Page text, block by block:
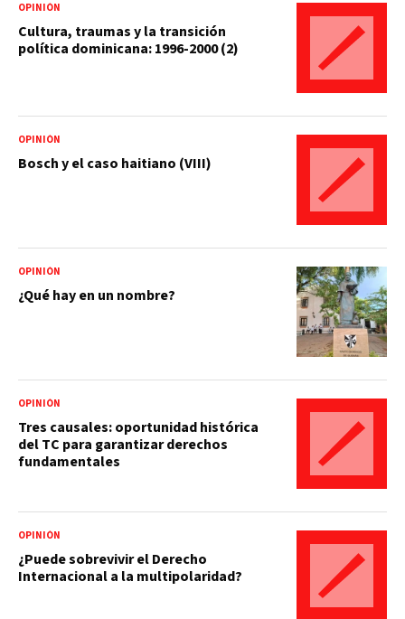
OPINIÓN
Cultura, traumas y la transición
política dominicana: 1996-2000 (2)
OPINIÓN
Bosch y el caso haitiano (VIII)
OPINIÓN
¿Qué hay en un nombre?
OPINIÓN
Tres causales: oportunidad histórica
del TC para garantizar derechos
fundamentales
OPINIÓN
¿Puede sobrevivir el Derecho
Internacional a la multipolaridad?